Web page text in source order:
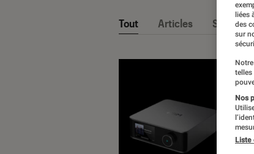
Tout Articles
liées
des
sur
telles
Nos
Liste